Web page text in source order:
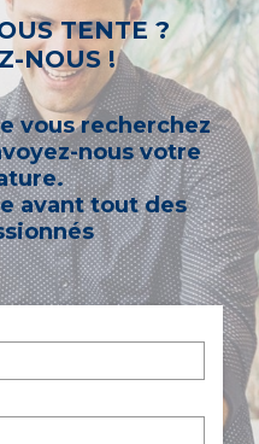
un « métier ».
TENTE ?
NOUS !
vous recherchez
nous votre
avant tout des